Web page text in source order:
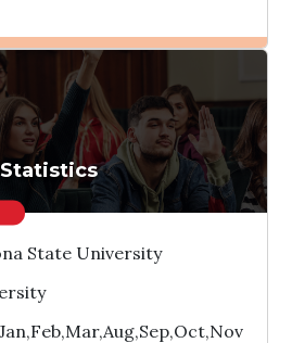
Ghi danh
Tham vấn Interlink
Statistics
State University
Jan,Feb,Mar,Aug,Sep,Oct,Nov